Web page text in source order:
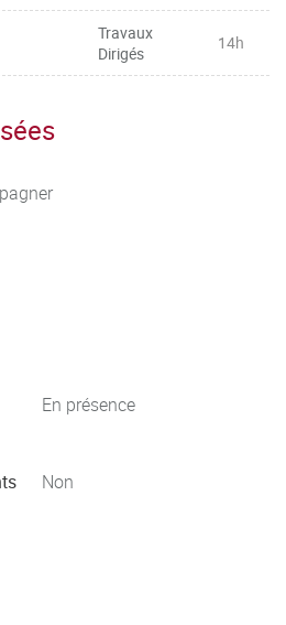
Travaux
Dirigés
14h
En présence
Non